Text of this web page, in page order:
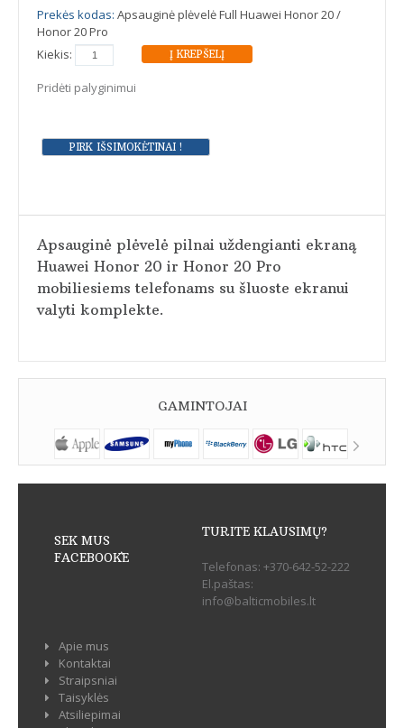
Prekės kodas: Apsauginė plėvelė Full Huawei Honor 20 /
Honor 20 Pro
Kiekis:
Pridėti palyginimui
Apsauginė plėvelė pilnai uždengianti ekraną
Huawei Honor 20 ir Honor 20 Pro
mobiliesiems telefonams su šluoste ekranui
valyti komplekte.
GAMINTOJAI
SEK MUS
FACEBOOK`E
TURITE KLAUSIMŲ?
Telefonas: +370-642-52-222
El.paštas:
info@balticmobiles.lt
Apie mus
Kontaktai
Straipsniai
Taisyklės
Atsiliepimai